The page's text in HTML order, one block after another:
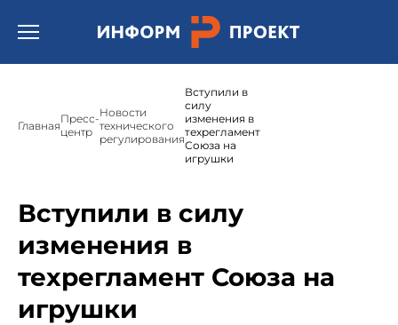
Открыть бургер меню.
ГлавнаяПресс-
центр
Новости
технического
регулирования
Вступили в
силу
изменения в
техрегламент
Союза на
игрушки
Вступили в силу
изменения в
техрегламент Союза на
игрушки